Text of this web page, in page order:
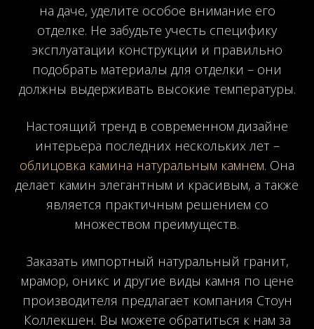
на даче, уделите особое внимание его
отделке. Не забудьте учесть специфику
эксплуатации конструкции и правильно
подобрать материалы для отделки – они
должны выдерживать высокие температуры.
Настоящий тренд в современном дизайне
интерьера последних нескольких лет –
облицовка камина натуральным камнем. Она
делает камин элегантным и красивым, а также
является практичным решением со
множеством преимуществ.
Заказать импортный натуральный гранит,
мрамор, оникс и другие виды камня по цене
производителя предлагает компания Стоун
Коллекшен. Вы можете обратиться к нам за